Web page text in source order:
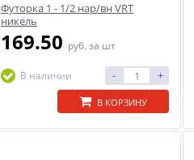
Футорка 1 - 1/2 нар/вн VRT
никель
169.50 руб. за шт
В наличии - +
В КОРЗИНУ